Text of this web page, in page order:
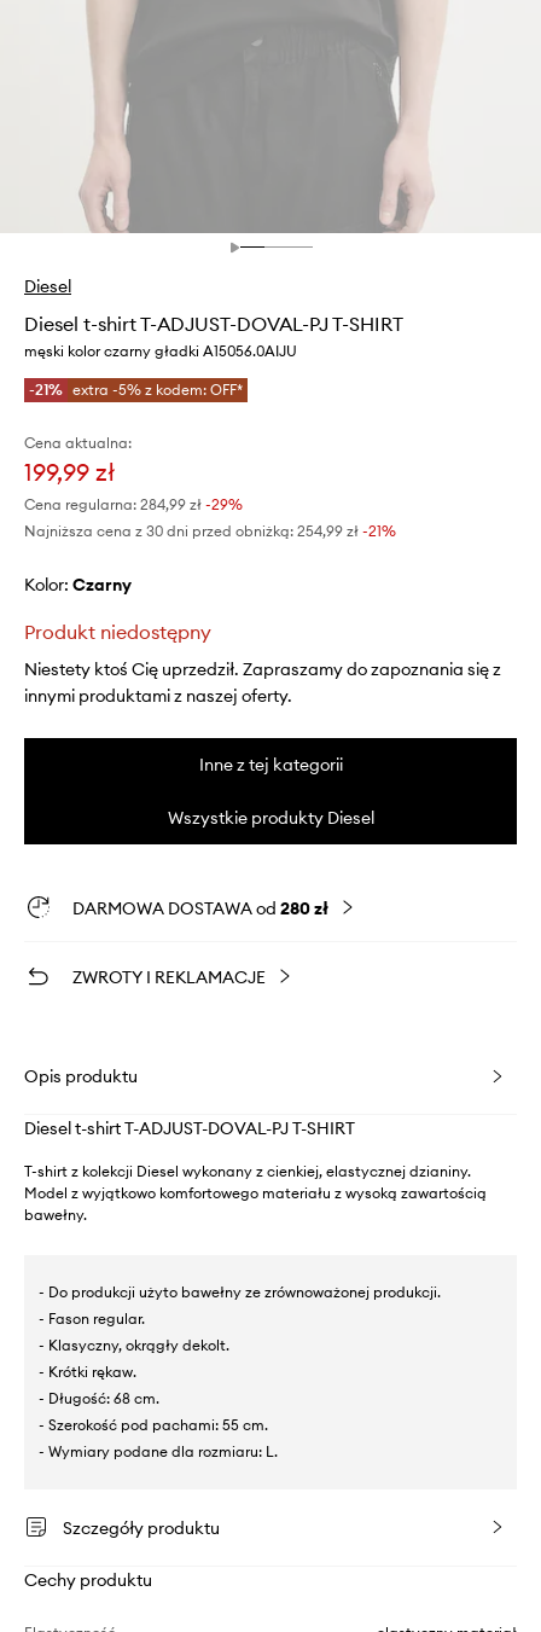
Diesel
Diesel t-shirt T-ADJUST-DOVAL-PJ T-SHIRT
męski kolor czarny gładki A15056.0AIJU
-21% extra -5% z kodem: OFF*
Cena aktualna:
199,99 zł
Cena regularna: 284,99 zł -29%
Najniższa cena z 30 dni przed obniżką: 254,99 zł -21%
Kolor: czarny
Produkt niedostępny
Niestety ktoś Cię uprzedził. Zapraszamy do zapoznania się z
innymi produktami z naszej oferty.
Inne z tej kategorii
Wszystkie produkty Diesel
DARMOWA DOSTAWA od 280 zł
ZWROTY I REKLAMACJE
Opis produktu
Diesel t-shirt T-ADJUST-DOVAL-PJ T-SHIRT
T-shirt z kolekcji Diesel wykonany z cienkiej, elastycznej dzianiny.
Model z wyjątkowo komfortowego materiału z wysoką zawartością
bawełny.
- Do produkcji użyto bawełny ze zrównoważonej produkcji.
- Fason regular.
- Klasyczny, okrągły dekolt.
- Krótki rękaw.
- Długość: 68 cm.
- Szerokość pod pachami: 55 cm.
- Wymiary podane dla rozmiaru: L.
Szczegóły produktu
Cechy produktu